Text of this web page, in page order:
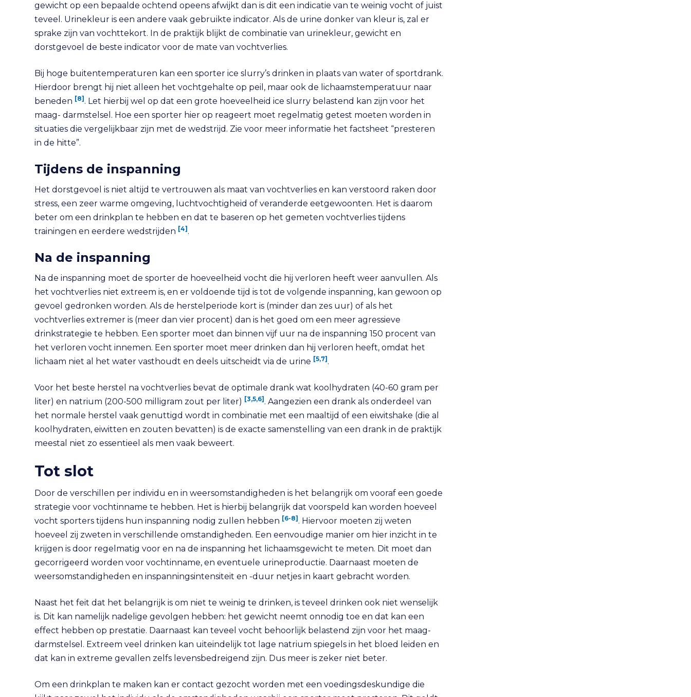
gewicht op een bepaalde ochtend opeens afwijkt dan is dit een indicatie van te weinig vocht of juist
teveel. Urinekleur is een andere vaak gebruikte indicator. Als de urine donker van kleur is, zal er
sprake zijn van vochttekort. In de praktijk blijkt de combinatie van urinekleur, gewicht en
dorstgevoel de beste indicator voor de mate van vochtverlies.
Bij hoge buitentemperaturen kan een sporter ice slurry’s drinken in plaats van water of sportdrank.
Hierdoor brengt hij niet alleen het vochtgehalte op peil, maar ook de lichaamstemperatuur naar
beneden [8] . Let hierbij wel op dat een grote hoeveelheid ice slurry belastend kan zijn voor het
maag- darmstelsel. Hoe een sporter hier op reageert moet regelmatig getest moeten worden in
situaties die vergelijkbaar zijn met de wedstrijd. Zie voor meer informatie het factsheet “presteren
in de hitte”.
Tijdens de inspanning
Het dorstgevoel is niet altijd te vertrouwen als maat van vochtverlies en kan verstoord raken door
stress, een zeer warme omgeving, luchtvochtigheid of veranderde eetgewoonten. Het is daarom
beter om een drinkplan te hebben en dat te baseren op het gemeten vochtverlies tijdens
trainingen en eerdere wedstrijden [4] .
Na de inspanning
Na de inspanning moet de sporter de hoeveelheid vocht die hij verloren heeft weer aanvullen. Als
het vochtverlies niet extreem is, en er voldoende tijd is tot de volgende inspanning, kan gewoon op
gevoel gedronken worden. Als de herstelperiode kort is (minder dan zes uur) of als het
vochtverlies extremer is (meer dan vier procent) dan is het goed om een meer agressieve
drinkstrategie te hebben. Een sporter moet dan binnen vijf uur na de inspanning 150 procent van
het verloren vocht innemen. Een sporter moet meer drinken dan hij verloren heeft, omdat het
lichaam niet al het water vasthoudt en deels uitscheidt via de urine [5,7] .
Voor het beste herstel na vochtverlies bevat de optimale drank wat koolhydraten (40-60 gram per
liter) en natrium (200-500 milligram zout per liter) [3,5,6] . Aangezien een drank als onderdeel van
het normale herstel vaak genuttigd wordt in combinatie met een maaltijd of een eiwitshake (die al
koolhydraten, eiwitten en zouten bevatten) is de exacte samenstelling van een drank in de praktijk
meestal niet zo essentieel als men vaak beweert.
Tot slot
Door de verschillen per individu en in weersomstandigheden is het belangrijk om vooraf een goede
strategie voor vochtinname te hebben. Het is hierbij belangrijk dat voorspeld kan worden hoeveel
vocht sporters tijdens hun inspanning nodig zullen hebben [6-8] . Hiervoor moeten zij weten
hoeveel zij zweten in verschillende omstandigheden. Een eenvoudige manier om hier inzicht in te
krijgen is door regelmatig voor en na de inspanning het lichaamsgewicht te meten. Dit moet dan
gecorrigeerd worden voor vochtinname, en eventuele urineproductie. Daarnaast moeten de
weersomstandigheden en inspanningsintensiteit en -duur netjes in kaart gebracht worden.
Naast het feit dat het belangrijk is om niet te weinig te drinken, is teveel drinken ook niet wenselijk
is. Dit kan namelijk nadelige gevolgen hebben: het gewicht neemt onnodig toe en dat kan een
effect hebben op prestatie. Daarnaast kan teveel vocht behoorlijk belastend zijn voor het maag-
darmstelsel. Extreem veel drinken kan uiteindelijk tot lage natrium spiegels in het bloed leiden en
dat kan in extreme gevallen zelfs levensbedreigend zijn. Dus meer is zeker niet beter.
Om een drinkplan te maken kan er contact gezocht worden met een voedingsdeskundige die